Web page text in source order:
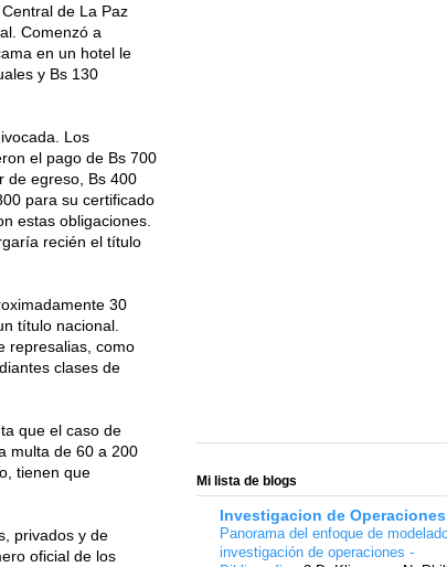
de La Paz
Comenzó a
en un hotel le
y Bs 130
Los
el pago de Bs 700
de egreso, Bs 400
para su certificado
estas obligaciones.
recién el título
30
título nacional.
represalias, como
clases de
que el caso de
multa de 60 a 200
tienen que
privados y de
oficial de los
Mi lista de blogs
Investigacion de Operaciones
Panorama del enfoque de
investigación de operaciones -